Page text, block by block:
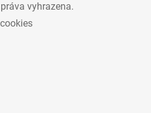
vyhrazena.